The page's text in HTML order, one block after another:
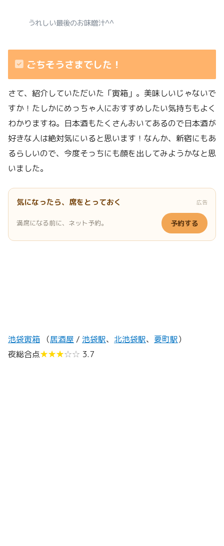
うれしい最後のお味噌汁^^
ごちそうさまでした！
さて、紹介していただいた「寅箱」。美味しいじゃないで
すか！たしかにめっちゃ人におすすめしたい気持ちもよく
わかりますね。日本酒もたくさんおいてあるので日本酒が
好きな人は絶対気にいると思います！なんか、新宿にもあ
るらしいので、今度そっちにも顔を出してみようかなと思
いました。
気になったら、席をとっておく 広告
満席になる前に、ネット予約。 予約する
池袋寅箱 （居酒屋 / 池袋駅、 北池袋駅、 要町駅）
夜総合点★★★☆☆ 3.7